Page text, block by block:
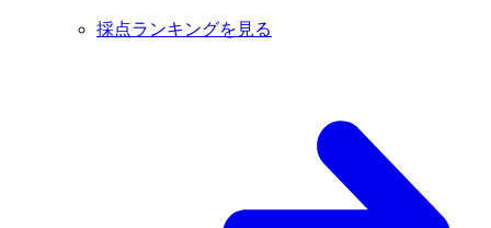
採点ランキングを見る